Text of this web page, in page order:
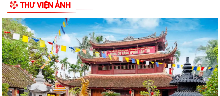
2026
ĐẠI BIỂU HỘI ĐỒNG NHÂN DÂN KHÓA II, NHIỆM KỲ 2026 -2031 TIẾP
XÚC CỬ TRI CHUẨN BỊ KỲ HỌP THƯỜNG LỆ...
Công điện phòng chống bão số 1 (Bão MAYSAK) và mưa lũ sau bão
THÔNG BÁO Lịch tiếp công dân định kỳ của Chủ tịch Ủy ban nhân dân
xã Quý III, IV năm 2026
THƯ VIỆN ẢNH